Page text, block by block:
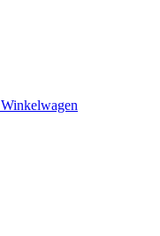
Winkelwagen